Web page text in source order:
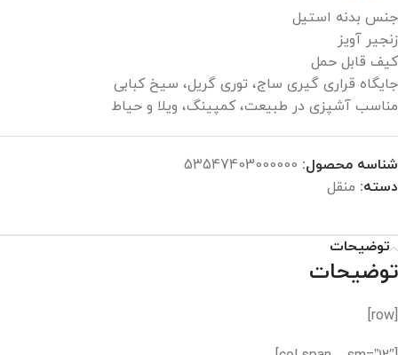
جنس بدنه استیل
زنجیر آویز
کیف قابل حمل
جایگاه قراری گیری ساج، توری گریل، سیخ کبابی
مناسب آشپزی در طبیعت، کمپینگ، ویلا و حیاط
شناسه محصول: 53547403000000
دسته: منقل
توضیحات
توضیحات
[row]